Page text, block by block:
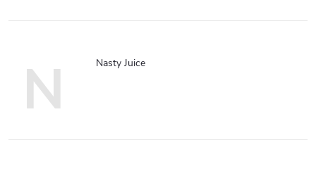
N
Nasty Juice